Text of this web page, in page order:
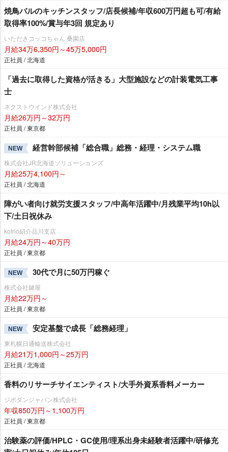
焼鳥バルのキッチンスタッフ/店長候補/年収600万円超も可/有給
取得率100%/賞与年3回 規定あり
いただきコッコちゃん 桑園店
月給34万6,350円～45万5,000円
正社員 / 北海道
「過去に取得した資格が活きる」大型施設などの計装電気工事
士
ネクストウインド株式会社
月給26万円～32万円
正社員 / 東京都
NEW 経営幹部候補「総合職」総務・経理・システム職
株式会社JR北海道ソリューションズ
月給25万4,100円～
正社員 / 北海道
障がい者向け就労支援スタッフ/中高年活躍中/月残業平均10h以
下/土日祝休み
kotrio紹介品川支店
月給24万円～40万円
正社員 / 東京都
NEW 30代で月に50万円稼ぐ
株式会社鍵屋
月給22万円～
正社員 / 東京都
NEW 安定基盤で成長「総務経理」
東札幌日通輸送株式会社
月給21万1,000円～25万円
正社員 / 北海道
香料のリサーチサイエンティスト/大手外資系香料メーカー
ジボダンジャパン株式会社
年収850万円～1,100万円
正社員 / 東京都
治験薬の評価/HPLC・GC使用/理系出身未経験者活躍中/研修充